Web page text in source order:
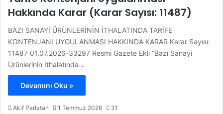
Hakkında Karar (Karar Sayısı: 11487)
BAZI SANAYİ ÜRÜNLERİNİN İTHALATINDA TARİFE
KONTENJANI UYGULANMASI HAKKINDA KARAR Karar Sayısı:
11487 01.07.2026-33297 Resmi Gazete Ekli “Bazı Sanayi
Ürünlerinin İthalatında…
Devamını Oku »
Akif Parlatan 1 Temmuz 2026 31